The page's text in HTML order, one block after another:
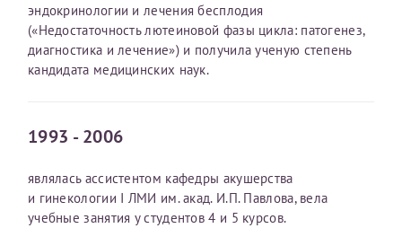
эндокринологии и лечения бесплодия
(«Недостаточность лютеиновой фазы цикла: патогенез,
диагностика и лечение») и получила ученую степень
кандидата медицинских наук.
1993 - 2006
являлась ассистентом кафедры акушерства
и гинекологии I ЛМИ им. акад. И.П. Павлова, вела
учебные занятия у студентов 4 и 5 курсов.
налогоплательщика
2024
2025